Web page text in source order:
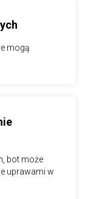
mogą
bot może
uprawami w